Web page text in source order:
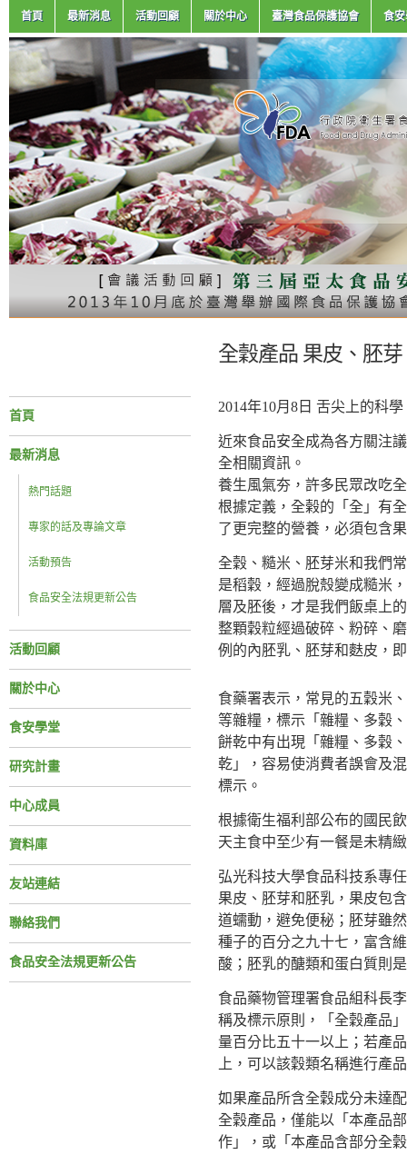
首頁 最新消息 活動回顧 關於中心 臺灣食品保護協會 食
全穀產品 果皮、胚
首頁
最新消息
熱門話題
專家的話及專論文章
活動預告
食品安全法規更新公告
活動回顧
關於中心
食安學堂
研究計畫
中心成員
資料庫
友站連結
聯絡我們
食品安全法規更新公告
2014年10月8日 舌尖上的科
近來食品安全成為各方關注
全相關資訊。
養生風氣夯，許多民眾改吃
根據定義，全榖的「全」有
了更完整的營養，必須包含
全穀、糙米、胚芽米和我們
是稻穀，經過脫殼變成糙米
層及胚後，才是我們飯桌上
整顆穀粒經過破碎、粉碎、
例的內胚乳、胚芽和麩皮，
食藥署表示，常見的五穀米
等雜糧，標示「雜糧、多穀
餅乾中有出現「雜糧、多穀
乾」，容易使消費者誤會及
標示。
根據衛生福利部公布的國民
天主食中至少有一餐是未精
弘光科技大學食品科技系專
果皮、胚芽和胚乳，果皮包
道蠕動，避免便秘；胚芽雖
種子的百分之九十七，富含
酸；胚乳的醣類和蛋白質則
食品藥物管理署食品組科長
稱及標示原則，「全穀產品
量百分比五十一以上；若產
上，可以該穀類名稱進行產
如果產品所含全穀成分未達
全穀產品，僅能以「本產品
作」，或「本產品含部分全